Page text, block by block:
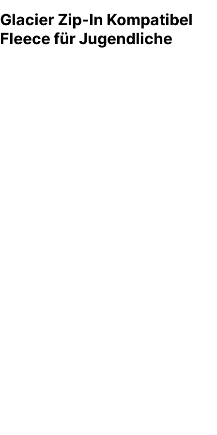
Glacier Zip-In Kompatibel
Fleece für Jugendliche